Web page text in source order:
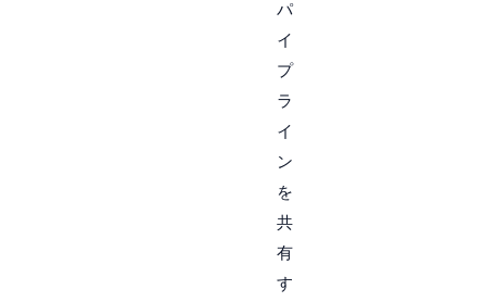
パ
イ
プ
ラ
イ
ン
を
共
有
す